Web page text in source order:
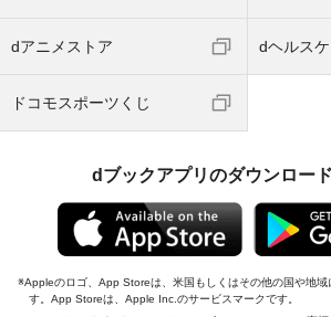
dアニメストア dヘルス
ドコモスポーツくじ
dブックアプリのダウンロー
Appleのロゴ、App Storeは、米国もしくはその他の国や地
す。App Storeは、Apple Inc.のサービスマークです。